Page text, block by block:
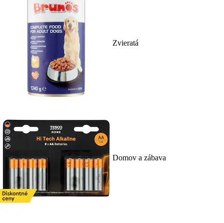
Zvieratá
Domov a zábava